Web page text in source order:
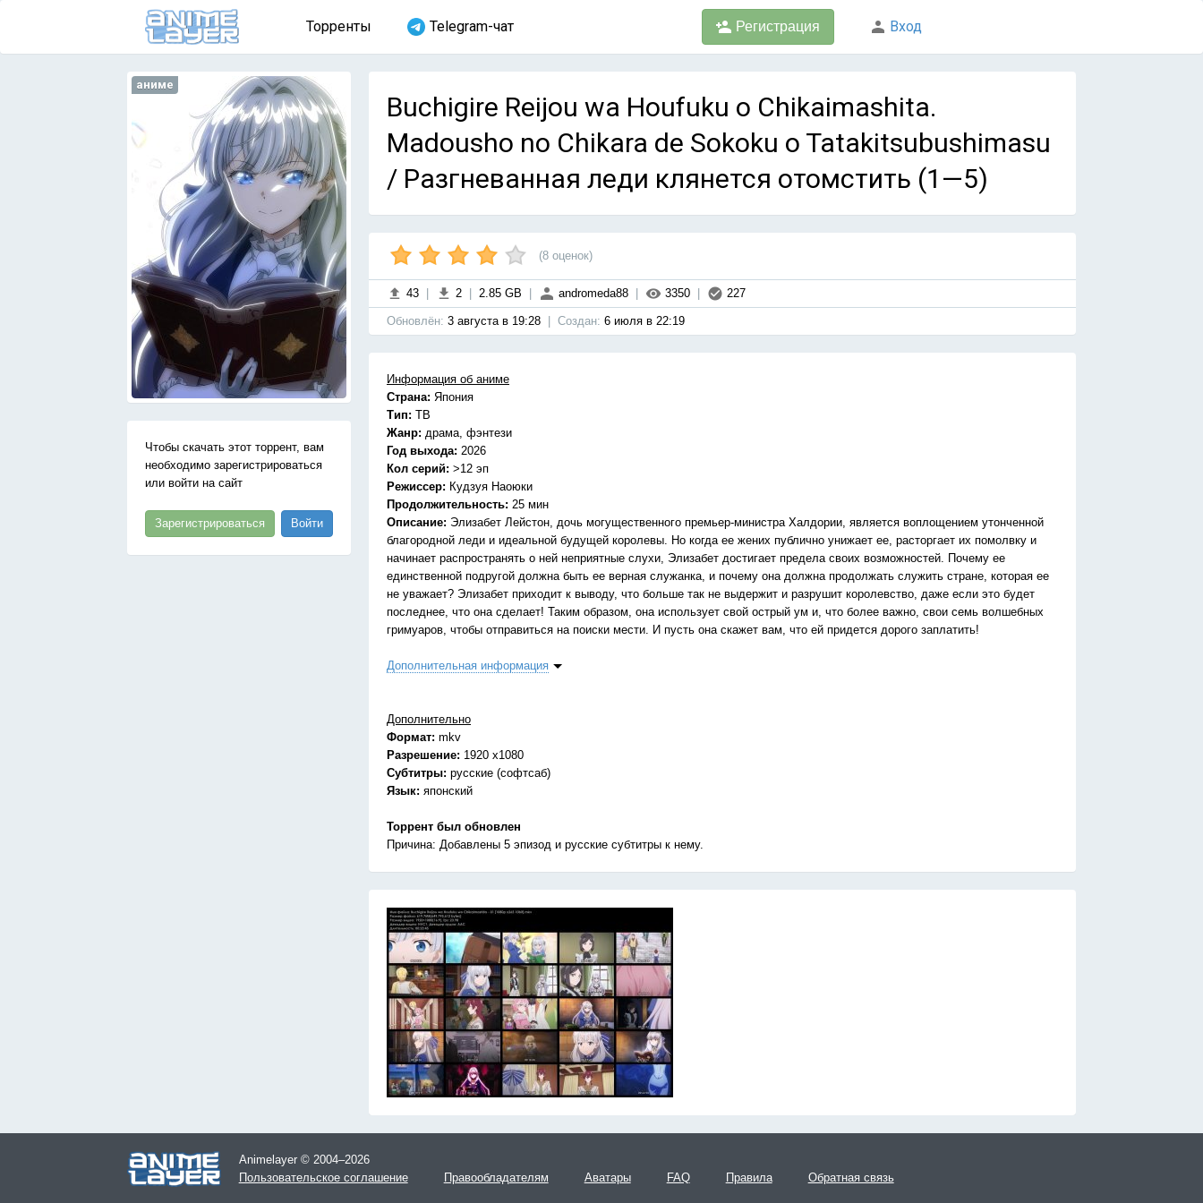
Торренты Telegram-чат Регистрация Вход
аниме
Чтобы скачать этот торрент, вам
необходимо зарегистрироваться
или войти на сайт
Зарегистрироваться Войти
Buchigire Reijou wa Houfuku o Chikaimashita.
Madousho no Chikara de Sokoku o Tatakitsubushimasu
/ Разгневанная леди клянется отомстить (1—5)
(8 оценок)
43 2 2.85 GB andromeda88 3350 227
Обновлён: 3 августа в 19:28 Cоздан: 6 июля в 22:19
Информация об аниме
Страна: Япония
Тип: ТВ
Жанр: драма, фэнтези
Год выхода: 2026
Кол серий: >12 эп
Режиссер: Кудзуя Наоюки
Продолжительность: 25 мин
Описание: Элизабет Лейстон, дочь могущественного премьер-министра Халдории, является воплощением утонченной
благородной леди и идеальной будущей королевы. Но когда ее жених публично унижает ее, расторгает их помолвку и
начинает распространять о ней неприятные слухи, Элизабет достигает предела своих возможностей. Почему ее
единственной подругой должна быть ее верная служанка, и почему она должна продолжать служить стране, которая ее
не уважает? Элизабет приходит к выводу, что больше так не выдержит и разрушит королевство, даже если это будет
последнее, что она сделает! Таким образом, она использует свой острый ум и, что более важно, свои семь волшебных
гримуаров, чтобы отправиться на поиски мести. И пусть она скажет вам, что ей придется дорого заплатить!
Дополнительная информация
Дополнительно
Формат: mkv
Разрешение: 1920 x1080
Субтитры: русские (софтсаб)
Язык: японский
Торрент был обновлен
Причина: Добавлены 5 эпизод и русские субтитры к нему.
Animelayer © 2004–2026
Пользовательское соглашение
Правообладателям Аватары FAQ Правила Обратная связь